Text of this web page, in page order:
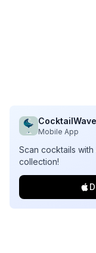
CocktailWave
Mobile App
Scan cocktails
collection!